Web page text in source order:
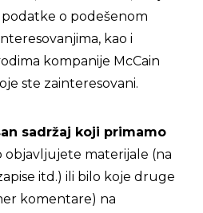
o podešenom
kao i
kompanije McCain
ste zainteresovani.
sadržaj koji primamo
objavljujete materijale (na
itd.) ili bilo koje druge
komentare) na